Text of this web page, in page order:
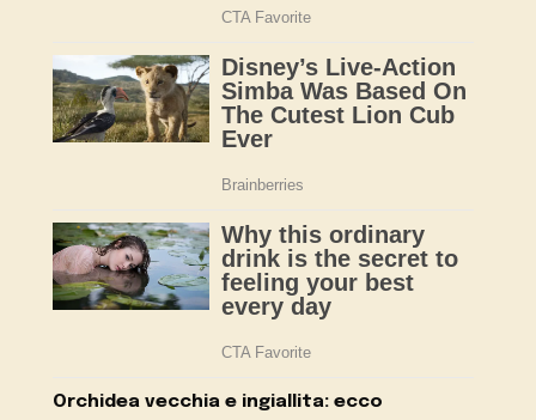
Orchidea vecchia e ingiallita: ecco